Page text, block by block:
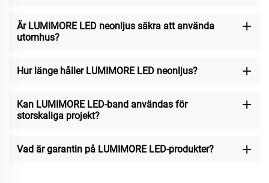
Är LUMIMORE LED neonljus säkra att använda
utomhus?
Hur länge håller LUMIMORE LED neonljus?
Kan LUMIMORE LED-band användas för
storskaliga projekt?
Vad är garantin på LUMIMORE LED-produkter?